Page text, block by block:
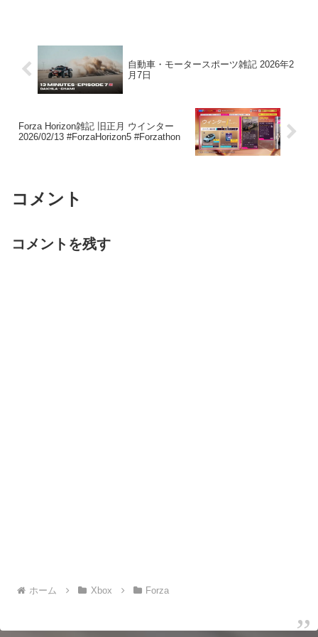
自動車・モータースポーツ雑記 2026年2
月7日
Forza Horizon雑記 旧正月 ウインター
2026/02/13 #ForzaHorizon5 #Forzathon
コメント
コメントを残す
ホーム Xbox Forza